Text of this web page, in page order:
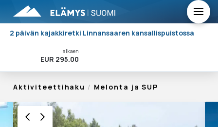
2 päivän kajakkiretki Linnansaaren kansallispuistossa
alkaen
EUR 295.00
Aktiviteettihaku / Melonta ja SUP